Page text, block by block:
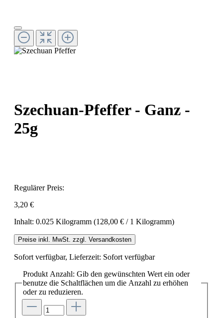
Szechuan-Pfeffer - Ganz -
25g
Regulärer Preis:
3,20 €
Inhalt: 0.025 Kilogramm (128,00 € / 1 Kilogramm)
Preise inkl. MwSt. zzgl. Versandkosten
Sofort verfügbar, Lieferzeit: Sofort verfügbar
Produkt Anzahl: Gib den gewünschten Wert ein oder
benutze die Schaltflächen um die Anzahl zu erhöhen
oder zu reduzieren.